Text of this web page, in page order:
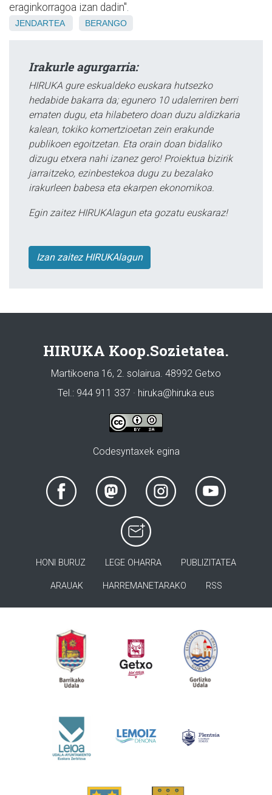
eraginkorragoa izan dadin".
JENDARTEA BERANGO
Irakurle agurgarria:
HIRUKA gure eskualdeko euskara hutsezko
hedabide bakarra da; egunero 10 udalerriren berri
ematen dugu, eta hilabetero doan duzu aldizkaria
kalean, tokiko komertzioetan zein erakunde
publikoen egoitzetan. Eta orain doan bidaliko
dizugu etxera nahi izanez gero! Proiektua bizirik
jarraitzeko, ezinbestekoa dugu zu bezalako
irakurleen babesa eta ekarpen ekonomikoa.
Egin zaitez HIRUKAlagun eta gozatu euskaraz!
Izan zaitez HIRUKAlagun
HIRUKA Koop.Sozietatea.
Martikoena 16, 2. solairua. 48992 Getxo
Tel.: 944 911 337 · hiruka@hiruka.eus
Codesyntaxek egina
HONI BURUZ LEGE OHARRA PUBLIZITATEA
ARAUAK HARREMANETARAKO RSS